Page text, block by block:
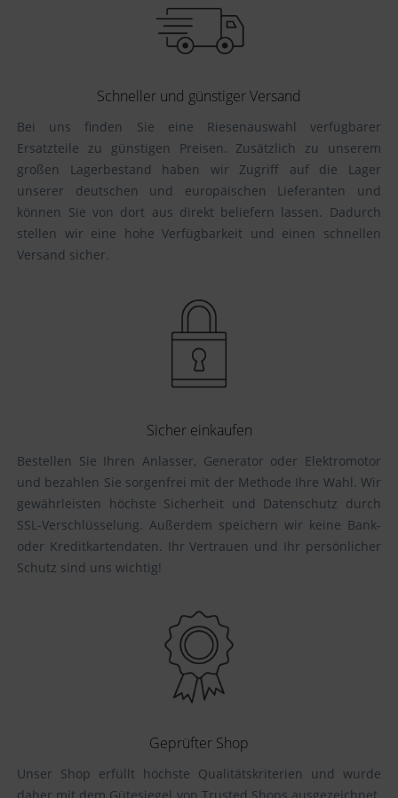
Schneller und günstiger Versand
Bei uns finden Sie eine Riesenauswahl verfügbarer
Ersatzteile zu günstigen Preisen. Zusätzlich zu unserem
großen Lagerbestand haben wir Zugriff auf die Lager
unserer deutschen und europäischen Lieferanten und
können Sie von dort aus direkt beliefern lassen. Dadurch
stellen wir eine hohe Verfügbarkeit und einen schnellen
Versand sicher.
Sicher einkaufen
Bestellen Sie Ihren Anlasser, Generator oder Elektromotor
und bezahlen Sie sorgenfrei mit der Methode Ihre Wahl. Wir
gewährleisten höchste Sicherheit und Datenschutz durch
SSL-Verschlüsselung. Außerdem speichern wir keine Bank-
oder Kreditkartendaten. Ihr Vertrauen und Ihr persönlicher
Schutz sind uns wichtig!
Geprüfter Shop
Unser Shop erfüllt höchste Qualitätskriterien und wurde